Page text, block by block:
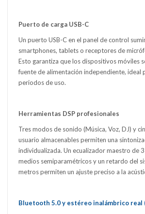
Puerto de carga USB-C
Un puerto USB-C en el panel de control
smartphones, tablets o receptores de
Esto garantiza que los dispositivos móviles
fuente de alimentación independiente, ideal
periodos de uso.
Herramientas DSP profesionales
Tres modos de sonido (Música, Voz, DJ) y
usuario almacenables permiten una
individualizada. Un ecualizador maestro de
medios semiparamétricos y un retardo del
metros permiten un ajuste preciso a la
Bluetooth 5.0 y estéreo inalámbrico real